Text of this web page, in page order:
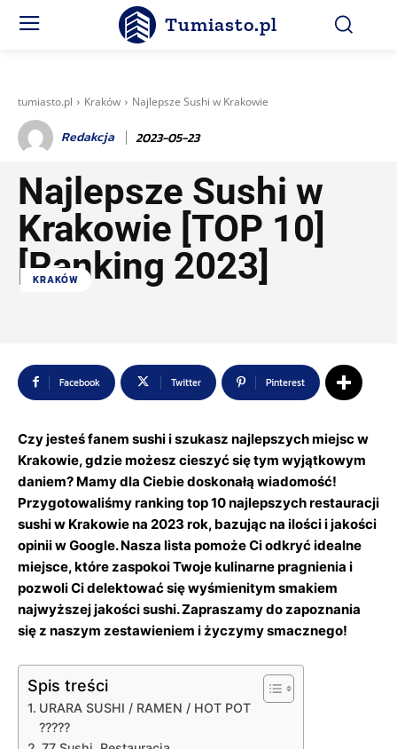
Tumiasto.pl
tumiasto.pl Kraków Najlepsze Sushi w Krakowie
Redakcja 2023-05-23
Najlepsze Sushi w
Krakowie [TOP 10]
[Ranking 2023]
KRAKÓW
Facebook Twitter Pinterest
Czy jesteś fanem sushi i szukasz najlepszych miejsc w
Krakowie, gdzie możesz cieszyć się tym wyjątkowym
daniem? Mamy dla Ciebie doskonałą wiadomość!
Przygotowaliśmy ranking top 10 najlepszych restauracji
sushi w Krakowie na 2023 rok, bazując na ilości i jakości
opinii w Google. Nasza lista pomoże Ci odkryć idealne
miejsce, które zaspokoi Twoje kulinarne pragnienia i
pozwoli Ci delektować się wyśmienitym smakiem
najwyższej jakości sushi. Zapraszamy do zapoznania
się z naszym zestawieniem i życzymy smacznego!
Spis treści
URARA SUSHI / RAMEN / HOT POT
?????